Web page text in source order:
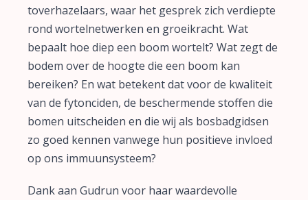
toverhazelaars, waar het gesprek zich verdiepte
rond wortelnetwerken en groeikracht. Wat
bepaalt hoe diep een boom wortelt? Wat zegt de
bodem over de hoogte die een boom kan
bereiken? En wat betekent dat voor de kwaliteit
van de fytonciden, de beschermende stoffen die
bomen uitscheiden en die wij als bosbadgidsen
zo goed kennen vanwege hun positieve invloed
op ons immuunsysteem?
Dank aan Gudrun voor haar waardevolle